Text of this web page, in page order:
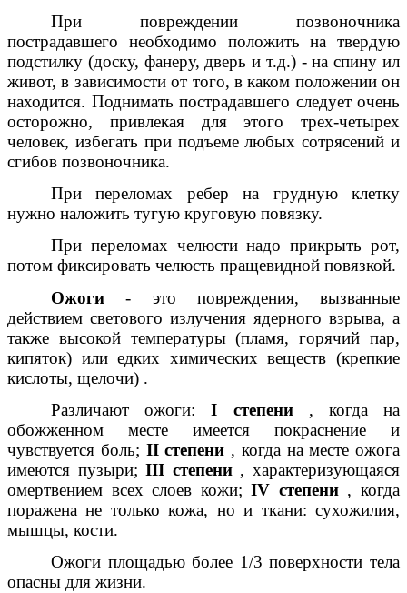
При повреждении позвоночника
пострадавшего необходимо положить на твердую
подстилку (доску, фанеру, дверь и т.д.) - на спину ил
живот, в зависимости от того, в каком положении он
находится. Поднимать пострадавшего следует очень
осторожно, привлекая для этого трех-четырех
человек, избегать при подъеме любых сотрясений и
сгибов позвоночника.
При переломах ребер на грудную клетку
нужно наложить тугую круговую повязку.
При переломах челюсти надо прикрыть рот,
потом фиксировать челюсть пращевидной повязкой.
Ожоги- это повреждения, вызванные
действием светового излучения ядерного взрыва, а
также высокой температуры (пламя, горячий пар,
кипяток) или едких химических веществ (крепкие
кислоты, щелочи) .
Различают ожоги:I степени , когда на
обожженном месте имеется покраснение и
чувствуется боль; II степени , когда на месте ожога
имеются пузыри;III степени , характеризующаяся
омертвением всех слоев кожи;IV степени , когда
поражена не только кожа, но и ткани: сухожилия,
мышцы, кости.
Ожоги площадью более 1/3 поверхности тела
опасны для жизни.